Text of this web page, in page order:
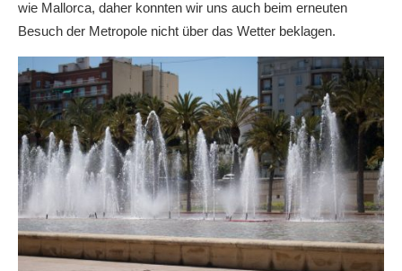
wie Mallorca, daher konnten wir uns auch beim erneuten
Besuch der Metropole nicht über das Wetter beklagen.